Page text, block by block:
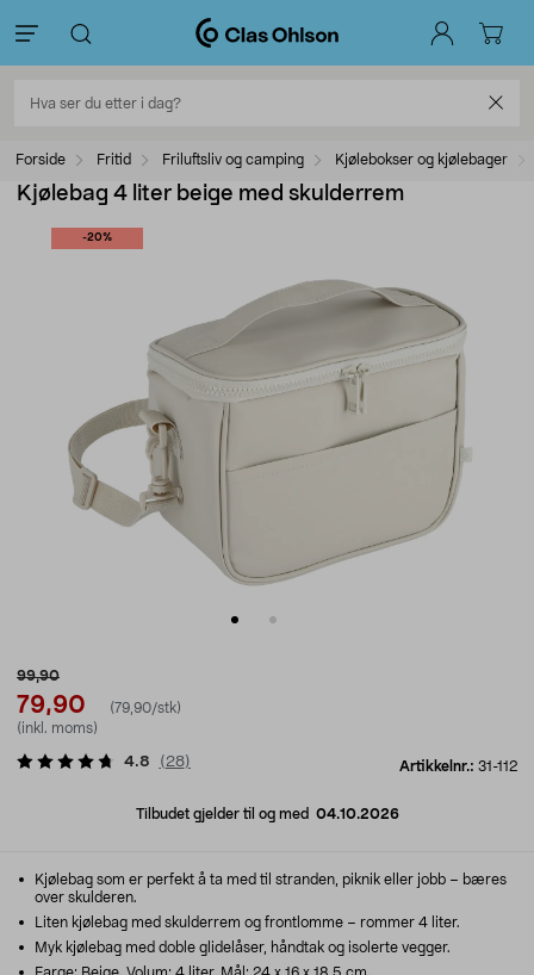
Forside Fritid Friluftsliv og camping Kjølebokser og kjølebager
Kjølebag 4 liter beige med skulderrem
-20%
99,90
79,90
(79,90/stk)
(inkl. moms)
Artikkelnr.: 31-112
4.8 ( 28)
Tilbudet gjelder til og med 04.10.2026
Kjølebag som er perfekt å ta med til stranden, piknik eller jobb – bæres
over skulderen.
Liten kjølebag med skulderrem og frontlomme – rommer 4 liter.
Myk kjølebag med doble glidelåser, håndtak og isolerte vegger.